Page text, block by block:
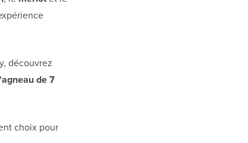
découvrez
de 7
choix pour